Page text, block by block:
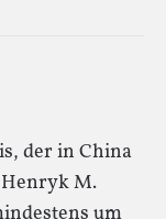
der in China
M.